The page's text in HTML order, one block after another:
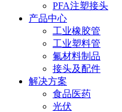
PFA注塑接头
产品中心
工业橡胶管
工业塑料管
氟材料制品
接头及配件
解决方案
食品医药
光伏